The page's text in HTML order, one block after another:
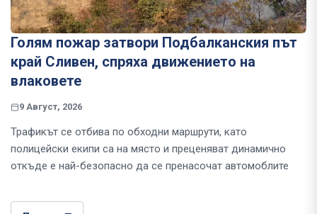
Голям пожар затвори Подбалканския път
край Сливен, спряха движението на
влаковете
9 Август, 2026
Трафикът се отбива по обходни маршрути, като
полицейски екипи са на място и преценяват динамично
откъде е най-безопасно да се пренасочат автомоблите